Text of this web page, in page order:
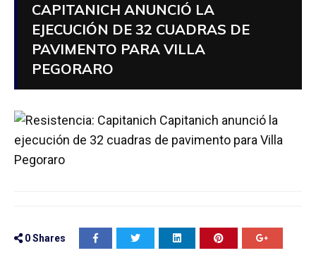
CAPITANICH ANUNCIÓ LA
EJECUCIÓN DE 32 CUADRAS DE
PAVIMENTO PARA VILLA
PEGORARO
0Shares